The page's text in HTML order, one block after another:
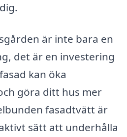
är inte bara en
det är en investering
kan öka
göra ditt hus mer
fasadtvätt är
sätt att underhålla